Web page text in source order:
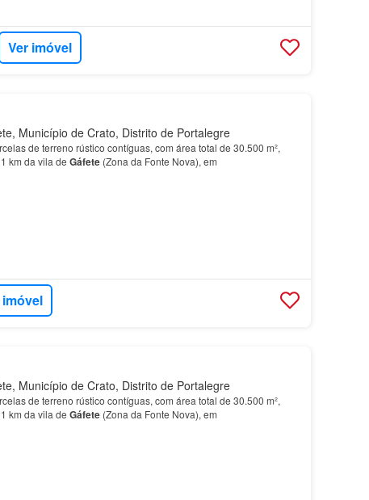
Ver imóvel
Município de Crato, Distrito de Portalegre
de terreno rústico contíguas, com área total de 30.500 m²,
km da vila de Gáfete(Zona da Fonte Nova), em
imóvel
Município de Crato, Distrito de Portalegre
de terreno rústico contíguas, com área total de 30.500 m²,
km da vila de Gáfete(Zona da Fonte Nova), em